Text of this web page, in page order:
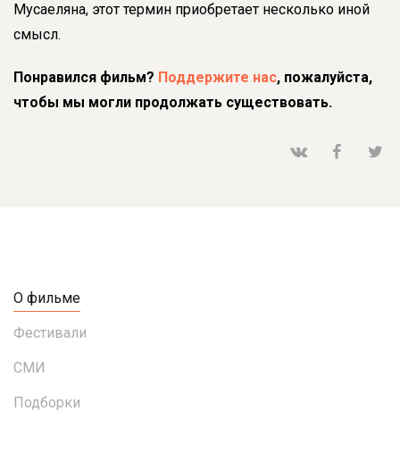
Мусаеляна, этот термин приобретает несколько иной
смысл.
Понравился фильм? Поддержите нас, пожалуйста,
чтобы мы могли продолжать существовать.
О фильме
Фестивали
СМИ
Подборки